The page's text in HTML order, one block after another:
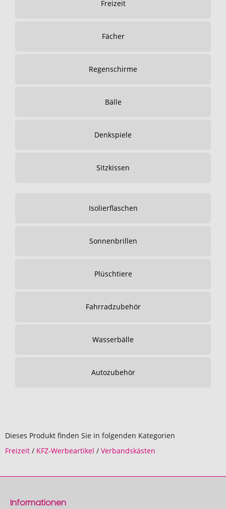
Freizeit
Fächer
Regenschirme
Bälle
Denkspiele
Sitzkissen
Isolierflaschen
Sonnenbrillen
Plüschtiere
Fahrradzubehör
Wasserbälle
Autozubehör
Dieses Produkt finden Sie in folgenden Kategorien
Freizeit / KFZ-Werbeartikel / Verbandskästen
Informationen